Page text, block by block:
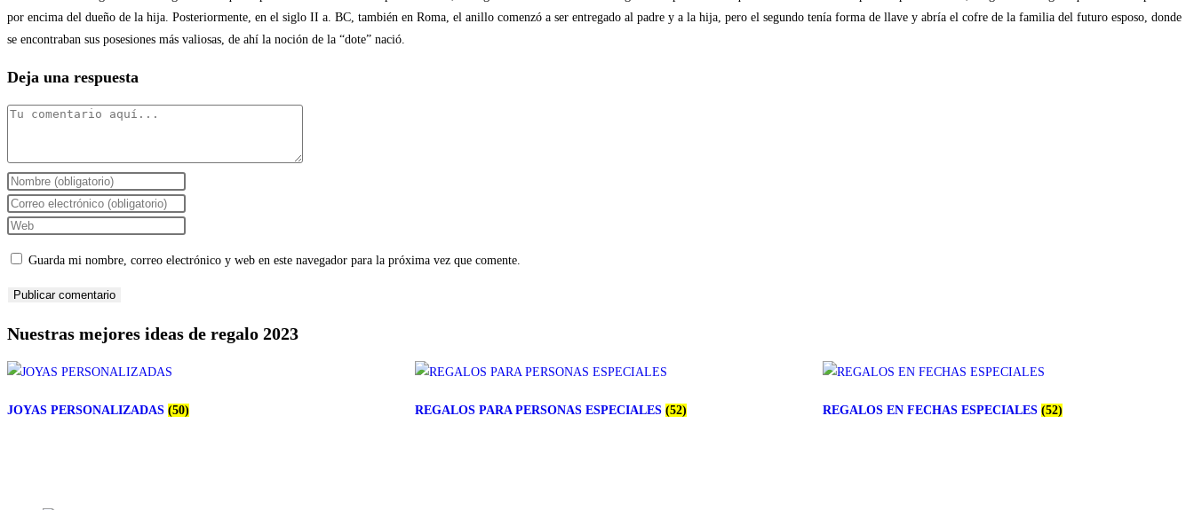
por encima del dueño de la hija. Posteriormente, en el siglo II a. BC, también en Roma, el anillo comenzó a ser entregado al padre y a la hija, pero el segundo tenía forma de llave y abría el cofre de la familia del futuro esposo, donde
se encontraban sus posesiones más valiosas, de ahí la noción de la “dote” nació.
Deja una respuesta
Comentario
Introduce
tu
nombre
de
para
comentar
Introduce
tu
correo
para
comentar
Introduce
de
web
(opcional)
Guarda mi nombre, correo electrónico y web en este navegador para la próxima vez que comente.
Nuestras mejores ideas de regalo 2023
JOYAS PERSONALIZADAS (50) REGALOS PARA PERSONAS ESPECIALES (52) REGALOS EN FECHAS ESPECIALES (52)